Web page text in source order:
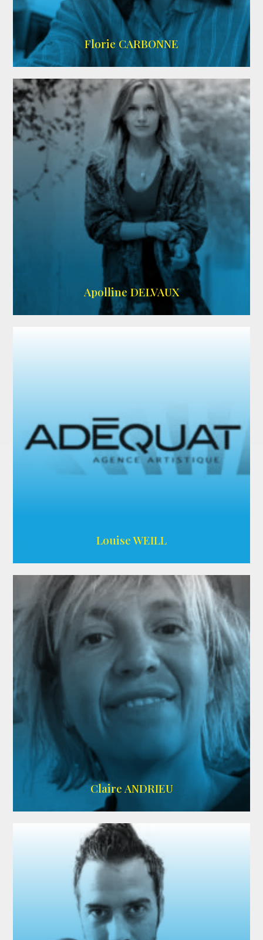
Imdb
Florie CARBONNE
Apolline DELVAUX
Louise WEILL
AGENCE ADÉQUAT
Claire ANDRIEU